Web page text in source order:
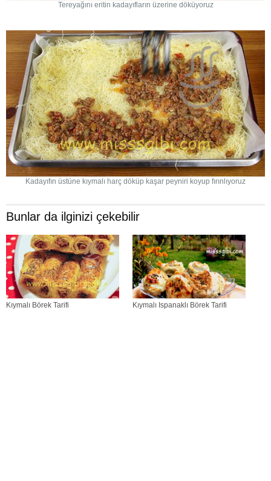
Tereyağını eritin kadayıfların üzerine döküyoruz
Kadayıfın üstüne kıymalı harç döküp kaşar peyniri koyup fırınlıyoruz
Bunlar da ilginizi çekebilir
Kıymalı Börek Tarifi Kıymalı Ispanaklı Börek Tarifi